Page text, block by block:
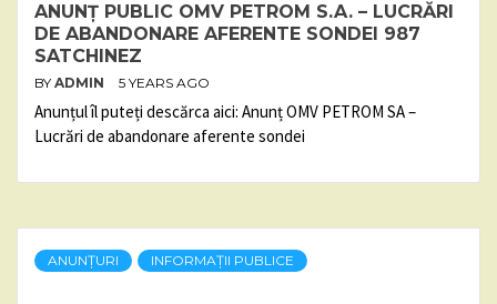
ANUNȚ PUBLIC OMV PETROM S.A. – LUCRĂRI
DE ABANDONARE AFERENTE SONDEI 987
SATCHINEZ
BY ADMIN 5 YEARS AGO
Anunțul îl puteți descărca aici: Anunț OMV PETROM SA –
Lucrări de abandonare aferente sondei
ANUNȚURI INFORMAȚII PUBLICE